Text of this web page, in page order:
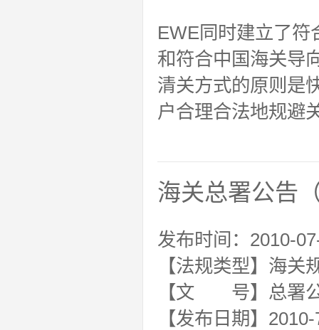
EWE同时建立了符
和符合中国海关导
清关方式的原则是
户合理合法地规避
海关总署公告
发布时间：2010-
【法规类型】海
【文 号】总署公
【发布日期】